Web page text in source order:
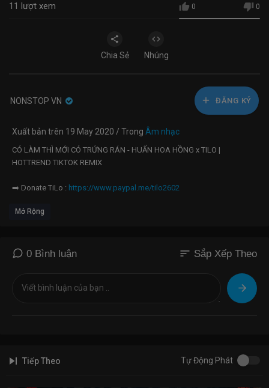
0 0
11 lượt xem
Chia Sẻ Nhúng
NONSTOP VN ĐĂNG KÝ
Xuất bản trên 19 May 2020 / Trong Âm nhạc
CÓ LÀM THÌ MỚI CÓ TRỨNG RÁN - HUẤN HOA HỒNG x TILO |
HOTTREND TIKTOK REMIX
➡️ Donate TiLo : https://www.paypal.me/tilo2602
➡️ Facebook:
➡️ Soundclound: https://soundcloud.com/dj-tin-5
Mở Rộng
0 Bình luận sort Sắp Xếp Theo
Tiếp Theo Tự Động Phát